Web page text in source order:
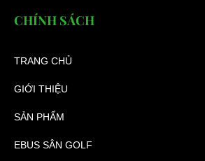
CHÍNH SÁCH
TRANG CHỦ
GIỚI THIỆU
SẢN PHẨM
EBUS SÂN GOLF